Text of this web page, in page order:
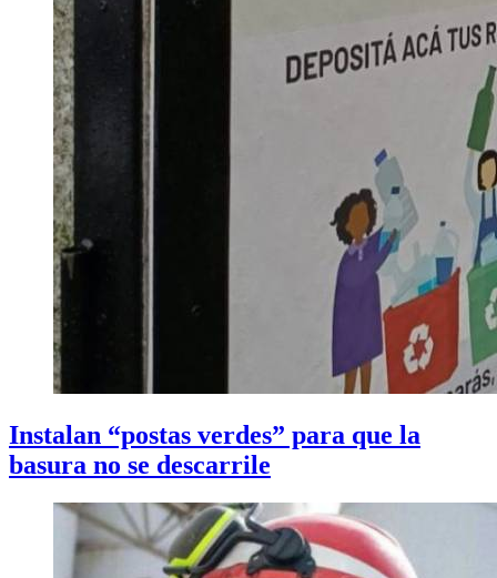
Instalan “postas verdes” para que la
basura no se descarrile